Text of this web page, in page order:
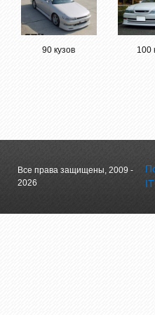
90 кузов 100
Все права защищены, 2009 -
2026